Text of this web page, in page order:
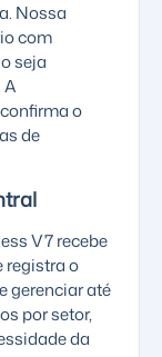
Nossa
com
seja
A
o
de
V7recebe
registra o
gerenciar até
por setor,
da